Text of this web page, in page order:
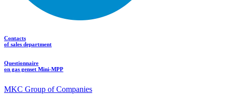
Contacts
of sales department
Questionnaire
on gas genset Mini-MPP
MKC Group of Companies